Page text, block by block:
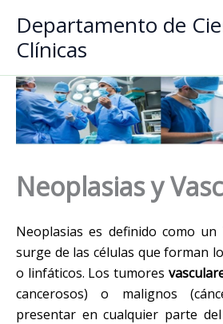
contenido
Departamento de
Clínicas
Neoplasias y
Neoplasias es definido como
surge de las células que forman
o linfáticos. Los tumores
cancerosos) o malignos
presentar en cualquier parte